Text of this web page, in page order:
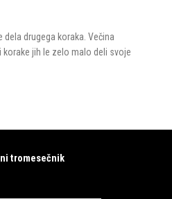
drugega koraka. Večina
jih le zelo malo deli svoje
tromesečnik